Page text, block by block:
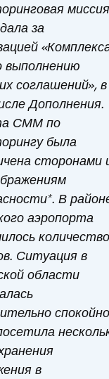
миссия
за
выполнению
соглашений», в
Дополнения.
СММ по
была
сторонами
В
аэропорта
количество
Ситуация в
области
в